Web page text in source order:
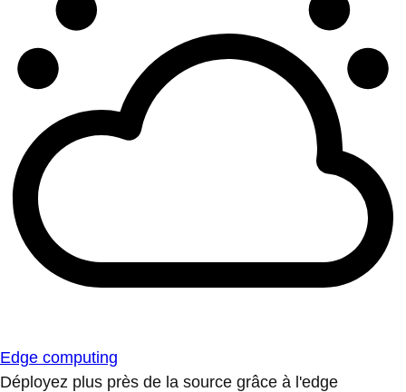
Edge computing
Déployez plus près de la source grâce à l'edge